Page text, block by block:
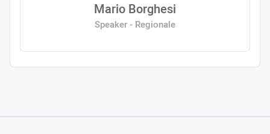
Mario Borghesi
Speaker - Regionale